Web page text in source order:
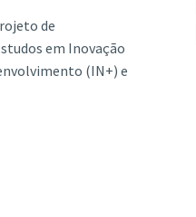
de
em Inovação
(IN+) e